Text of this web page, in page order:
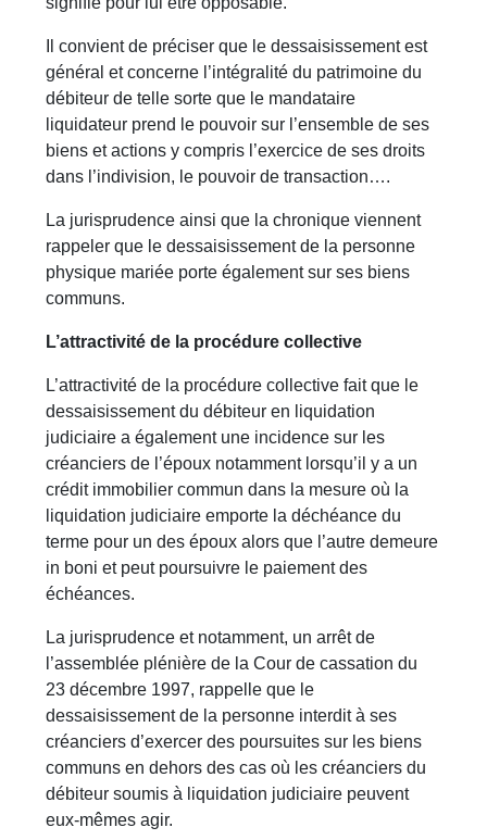
Il convient de préciser que le dessaisissement est
général et concerne l’intégralité du patrimoine du
débiteur de telle sorte que le mandataire
liquidateur prend le pouvoir sur l’ensemble de ses
biens et actions y compris l’exercice de ses droits
dans l’indivision, le pouvoir de transaction….
La jurisprudence ainsi que la chronique viennent
rappeler que le dessaisissement de la personne
physique mariée porte également sur ses biens
communs.
L’attractivité de la procédure collective
L’attractivité de la procédure collective fait que le
dessaisissement du débiteur en liquidation
judiciaire a également une incidence sur les
créanciers de l’époux notamment lorsqu’il y a un
crédit immobilier commun dans la mesure où la
liquidation judiciaire emporte la déchéance du
terme pour un des époux alors que l’autre demeure
in boni et peut poursuivre le paiement des
échéances.
La jurisprudence et notamment, un arrêt de
l’assemblée plénière de la Cour de cassation du
23 décembre 1997, rappelle que le
dessaisissement de la personne interdit à ses
créanciers d’exercer des poursuites sur les biens
communs en dehors des cas où les créanciers du
débiteur soumis à liquidation judiciaire peuvent
eux-mêmes agir.